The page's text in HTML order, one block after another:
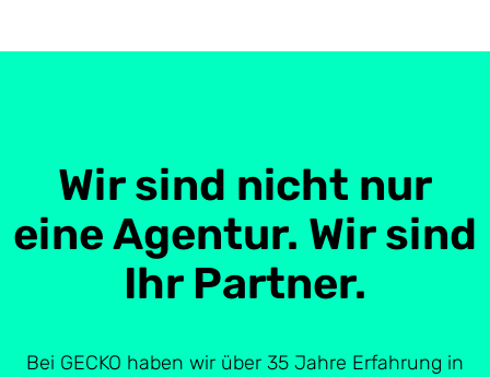
Wir sind nicht nur
eine Agentur. Wir sind
Ihr Partner.
Bei GECKO haben wir über 35 Jahre Erfahrung in